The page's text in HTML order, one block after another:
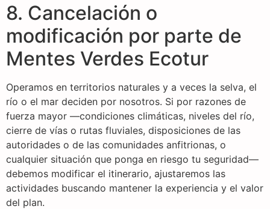
8. Cancelación o
modificación por parte de
Mentes Verdes Ecotur
Operamos en territorios naturales y a veces la selva, el
río o el mar deciden por nosotros. Si por razones de
fuerza mayor —condiciones climáticas, niveles del río,
cierre de vías o rutas fluviales, disposiciones de las
autoridades o de las comunidades anfitrionas, o
cualquier situación que ponga en riesgo tu seguridad—
debemos modificar el itinerario, ajustaremos las
actividades buscando mantener la experiencia y el valor
del plan.